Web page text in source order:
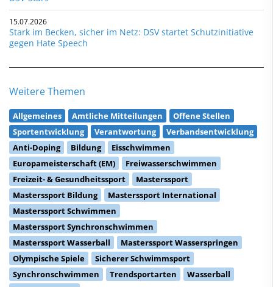
15.07.2026
Stark im Becken, sicher im Netz: DSV startet Schutzinitiative
gegen Hate Speech
Weitere Themen
Allgemeines Amtliche Mitteilungen
Offene Stellen
Sportentwicklung
Verantwortung
Verbandsentwicklung
Anti-Doping
Bildung
Eisschwimmen
Europameisterschaft (EM)
Freiwasserschwimmen
Freizeit- & Gesundheitssport
Masterssport
Masterssport Bildung
Masterssport International
Masterssport Schwimmen
Masterssport Synchronschwimmen
Masterssport Wasserball
Masterssport Wasserspringen
Olympische Spiele
Sicherer Schwimmsport
Synchronschwimmen
Trendsportarten
Wasserball